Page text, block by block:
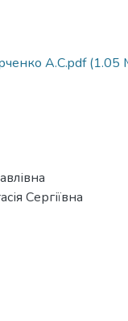
А.С.pdf(1.05
Сергіївна